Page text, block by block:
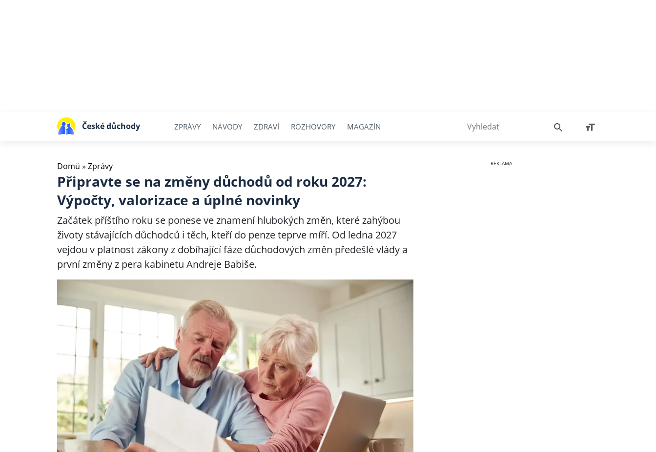
České důchody ZPRÁVY NÁVODY ZDRAVÍ ROZHOVORY MAGAZÍN
Domů » Zprávy
Připravte se na změny důchodů od roku 2027:
Výpočty, valorizace a úplné novinky
Začátek příštího roku se ponese ve znamení hlubokých změn, které zahýbou
životy stávajících důchodců i těch, kteří do penze teprve míří. Od ledna 2027
vejdou v platnost zákony z dobíhající fáze důchodových změn předešlé vlády a
první změny z pera kabinetu Andreje Babiše.